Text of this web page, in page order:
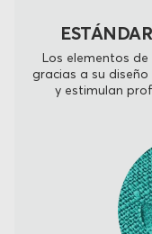
Los elementos
gracias a su
y estimulan